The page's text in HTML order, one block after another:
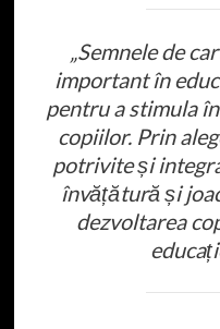
„Semnele de
important în
pentru a stimula
copiilor. Prin
potrivite și
învățătură și
dezvoltarea